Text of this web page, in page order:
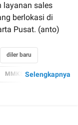
layanan sales
berlokasi di
Pusat. (anto)
diler baru
MMKSISelengkapnya